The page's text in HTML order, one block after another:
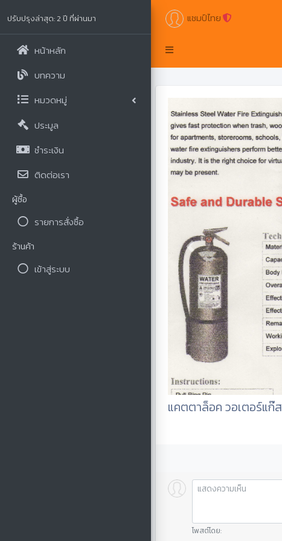
แชมป์ไทย
ปรับปรุงล่าสุด: 2 ปี ที่ผ่านมา
หน้าหลัก
บทความ
หมวดหมู่
ประมูล
ชำระเงิน
ติดต่อเรา
ผู้ซื้อ
รายการสั่งซื้อ
ร้านค้า
เข้าสู่ระบบ
Previous
แคตตาล็อค วอเตอร์แก๊ส
โพสต์โดย: